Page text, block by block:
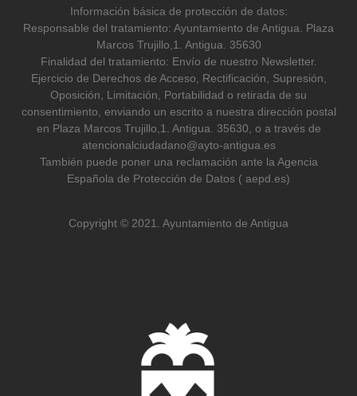
Información básica de protección de datos:
Responsable del tratamiento: Ayuntamiento de Antigua. Plaza
Marcos Trujillo,1. Antigua. 35630
Finalidad del tratamiento: Envío de nuestro Newsletter.
Ejercicio de Derechos de Acceso, Rectificación, Supresión,
Oposición, Limitación, Portabilidad o retirada de su
consentimiento, enviando un escrito a nuestra dirección postal
en Plaza Marcos Trujillo,1. Antigua. 35630, o a través de
atencionalciudadano@ayto-antigua.es
También puede poner una reclamación ante la Agencia
Española de Protección de Datos ( aepd.es)
Copyright © 2021. Ayuntamiento de Antigua